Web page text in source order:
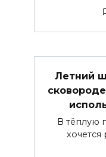
Летний
В тёплую
хочется